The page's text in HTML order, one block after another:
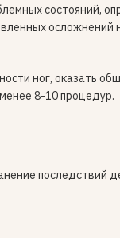
состояний,
осложнений
ног, оказать
8-10 процедур.
последствий